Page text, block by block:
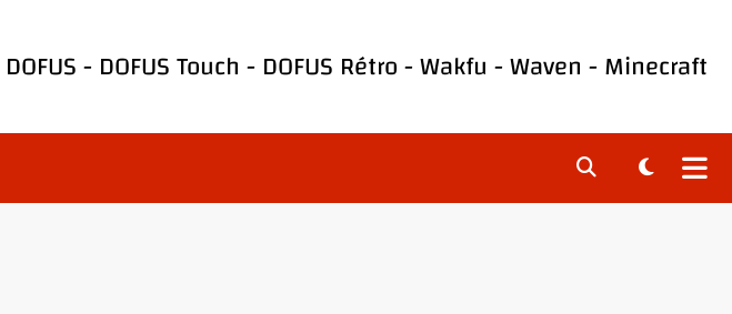
DOFUS-DOFUS Touch-DOFUS Rétro-Wakfu-Waven-Minecraft